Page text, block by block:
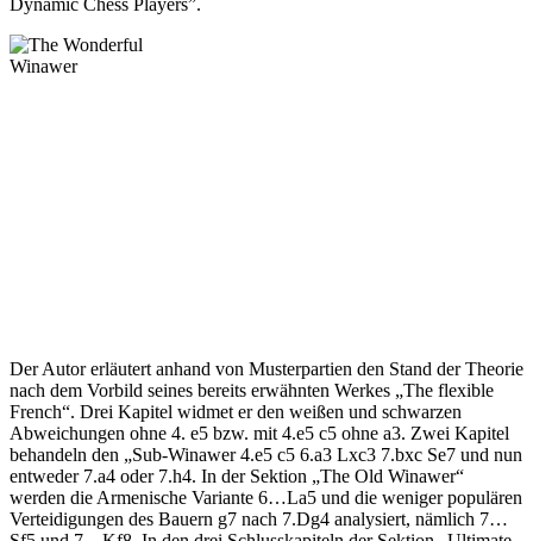
Dynamic Chess Players”.
Der Autor erläutert anhand von Musterpartien den Stand der Theorie
nach dem Vorbild seines bereits erwähnten Werkes „The flexible
French“. Drei Kapitel widmet er den weißen und schwarzen
Abweichungen ohne 4. e5 bzw. mit 4.e5 c5 ohne a3. Zwei Kapitel
behandeln den „Sub-Winawer 4.e5 c5 6.a3 Lxc3 7.bxc Se7 und nun
entweder 7.a4 oder 7.h4. In der Sektion „The Old Winawer“
werden die Armenische Variante 6…La5 und die weniger populären
Verteidigungen des Bauern g7 nach 7.Dg4 analysiert, nämlich 7…